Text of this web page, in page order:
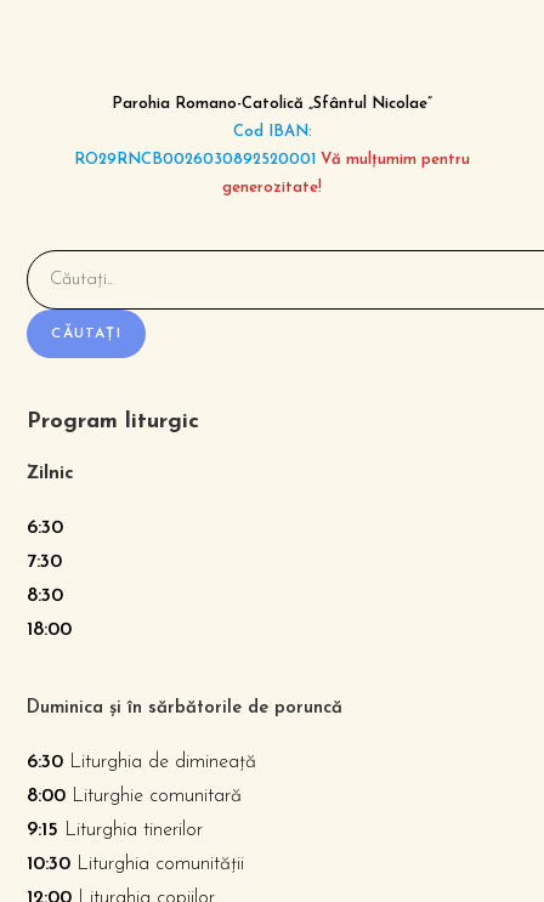
Parohia Romano-Catolică „Sfântul Nicolae”
Cod IBAN:
RO29RNCB0026030892520001 Vă mulțumim pentru
generozitate!
CĂUTAȚI
Program liturgic
Zilnic
6:30
7:30
8:30
18:00
Duminica și în sărbătorile de poruncă
6:30 Liturghia de dimineață
8:00 Liturghie comunitară
9:15 Liturghia tinerilor
10:30 Liturghia comunității